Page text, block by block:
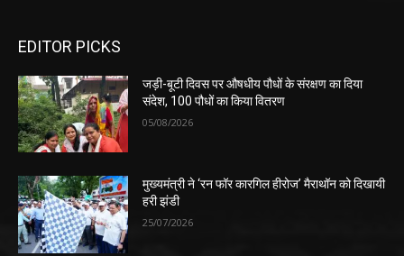
EDITOR PICKS
जड़ी-बूटी दिवस पर औषधीय पौधों के संरक्षण का दिया
संदेश, 100 पौधों का किया वितरण
05/08/2026
मुख्यमंत्री ने ‘रन फॉर कारगिल हीरोज’ मैराथॉन को दिखायी
हरी झंडी
25/07/2026